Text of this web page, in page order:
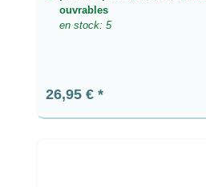
ouvrables
en stock: 5
Prix régulier :
26,95 €